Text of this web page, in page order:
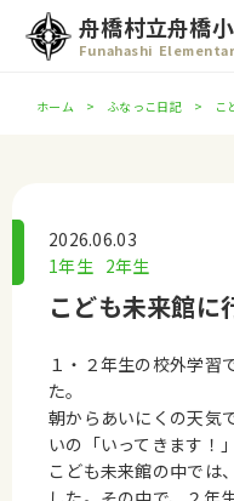
舟橋村立舟橋
Funahashi
ホーム ふなっこ日記 こ
2026.06.03
1年生 2年生
こども未来館に
１・２年生の校外学習
た。
朝からあいにくの天気
いの「いってきます！
こども未来館の中では